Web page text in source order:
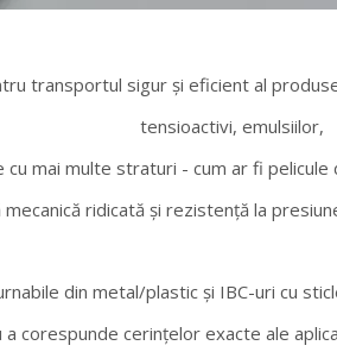
transportul sigur și eficient al
tensioactivi, emulsiilor,
mai multe straturi - cum ar fi pelicule
ridicată și rezistență la
din metal/plastic și IBC-uri cu
corespunde cerințelor exacte ale